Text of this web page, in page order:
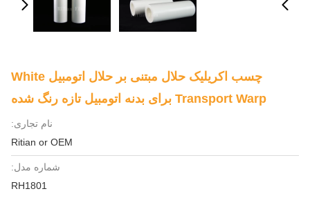
چسب اکریلیک حلال مبتنی بر حلال اتومبیل White
Transport Warp برای بدنه اتومبیل تازه رنگ شده
نام تجاری:
Ritian or OEM
شماره مدل:
RH1801